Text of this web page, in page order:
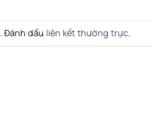
. Đánh dấu liên kết thường trực.